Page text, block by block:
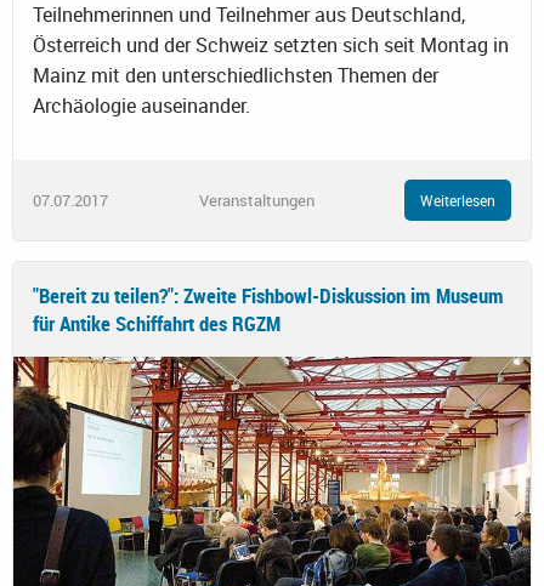
Teilnehmerinnen und Teilnehmer aus Deutschland,
Österreich und der Schweiz setzten sich seit Montag in
Mainz mit den unterschiedlichsten Themen der
Archäologie auseinander.
07.07.2017 Veranstaltungen Weiterlesen
"Bereit zu teilen?": Zweite Fishbowl-Diskussion im Museum
für Antike Schiffahrt des RGZM